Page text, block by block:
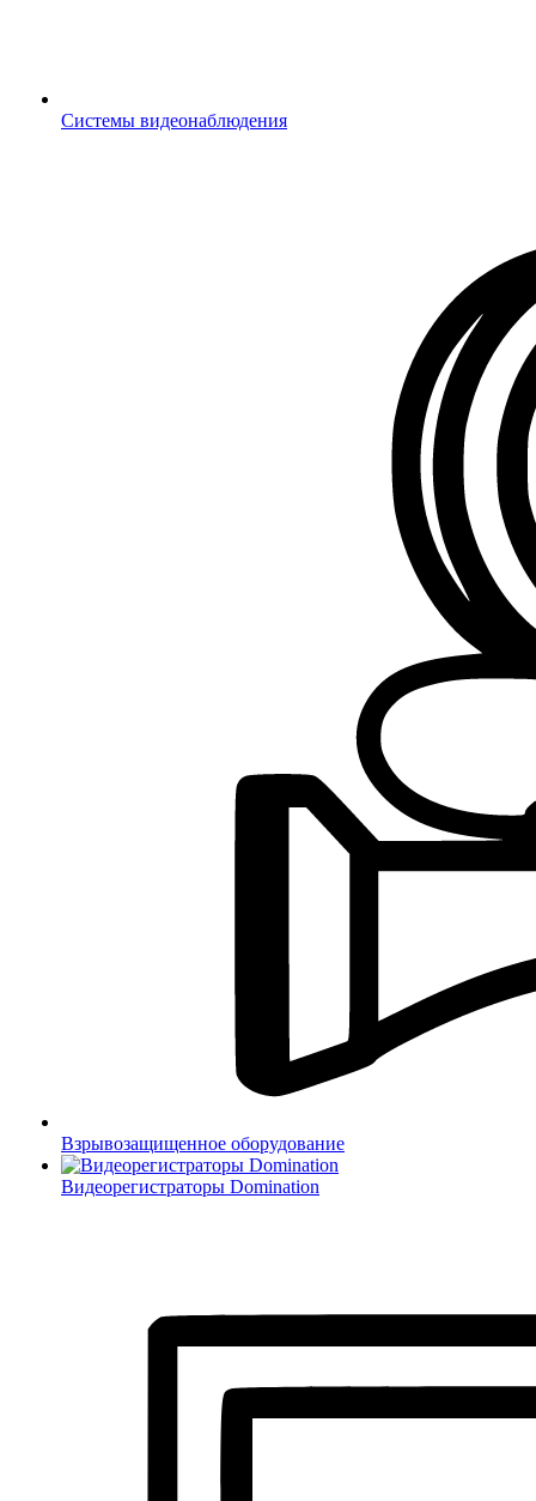
Системы видеонаблюдения
Взрывозащищенное оборудование
Видеорегистраторы Domination